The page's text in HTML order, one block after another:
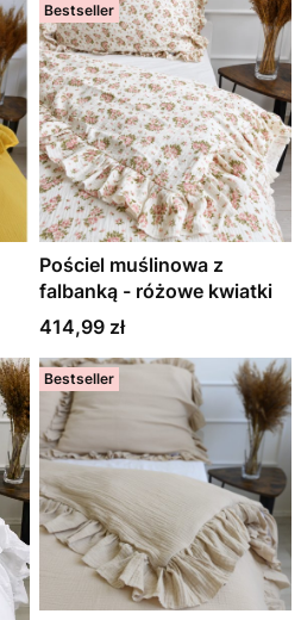
Bestseller
Pościel muślinowa z
falbanką - różowe kwiatki
Cena
414,99 zł
Bestseller